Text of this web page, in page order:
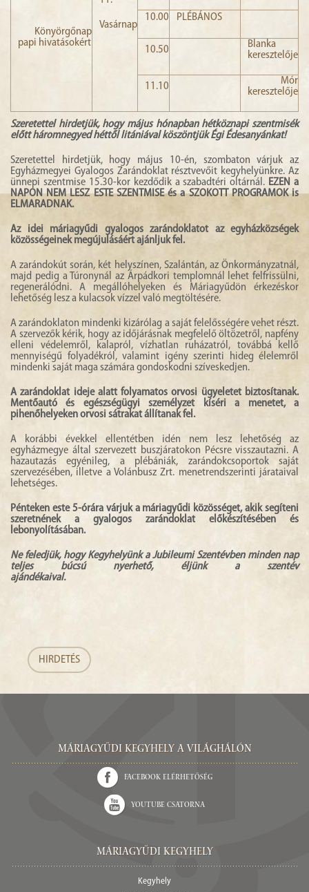
Könyörgőnap
papi hivatásokért
Vasárnap
10.00 PLÉBÁNOS
10.50
Blanka
keresztelője
11.10
Mór
keresztelője
Szeretettel hirdetjük, hogy május hónapban hétköznapi szentmisék
előtt háromnegyed héttől litániával köszöntjük Égi Édesanyánkat!
Szeretettel hirdetjük, hogy május 10-én, szombaton várjuk az
Egyházmegyei Gyalogos Zarándoklat résztvevőit kegyhelyünkre. Az
ünnepi szentmise 15.30-kor kezdődik a szabadtéri oltárnál. EZEN a
NAPON NEM LESZ ESTE SZENTMISE és a SZOKOTT PROGRAMOK is
ELMARADNAK.
Az idei máriagyűdi gyalogos zarándoklatot az egyházközségek
közösségeinek megújulásáért ajánljuk fel.
A zarándokút során, két helyszínen, Szalántán, az Önkormányzatnál,
majd pedig a Túronynál az Árpádkori templomnál lehet felfrissülni,
regenerálódni. A megállóhelyeken és Máriagyűdön érkezéskor
lehetőség lesz a kulacsok vízzel való megtöltésére.
A zarándoklaton mindenki kizárólag a saját felelősségére vehet részt.
A szervezők kérik, hogy az időjárásnak megfelelő öltözetről, napfény
elleni védelemről, kalapról, vízhatlan ruházatról, továbbá kellő
mennyiségű folyadékról, valamint igény szerinti hideg élelemről
mindenki saját maga számára gondoskodni szíveskedjen.
A zarándoklat ideje alatt folyamatos orvosi ügyeletet biztosítanak.
Mentőautó és egészségügyi személyzet kíséri a menetet, a
pihenőhelyeken orvosi sátrakat állítanak fel.
A korábbi évekkel ellentétben idén nem lesz lehetőség az
egyházmegye által szervezett buszjáratokon Pécsre visszautazni. A
hazautazás egyénileg, a plébániák, zarándokcsoportok saját
szervezésében, illetve a Volánbusz Zrt. menetrendszerinti járataival
lehetséges.
Pénteken este 5-órára várjuk a máriagyűdi közösséget, akik segíteni
szeretnének a gyalogos zarándoklat előkészítésében és
lebonyolításában.
Ne feledjük, hogy Kegyhelyünk a Jubileumi Szentévben minden nap
teljes búcsú nyerhető, éljünk a szentév
ajándékaival.
HIRDETÉS
Máriagyűdi Kegyhely a világhálón
Facebook elérhetőség
Youtube csatorna
Máriagyűdi Kegyhely
Kegyhely